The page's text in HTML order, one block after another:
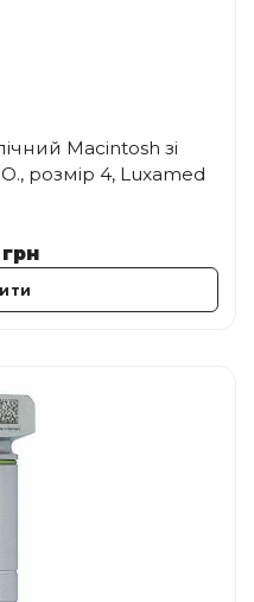
Macintosh зі
розмір 4, Luxamed
грн